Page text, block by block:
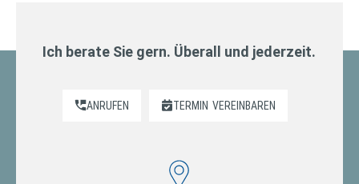
Ich berate Sie gern. Überall und jederzeit.
ANRUFEN TERMIN VEREINBAREN